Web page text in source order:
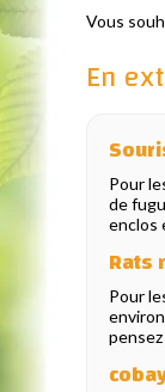
Vous
En
Pour
de
enclos
Rats
Pour